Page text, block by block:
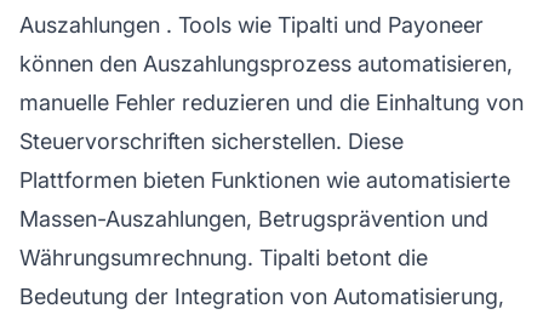
Auszahlungen . Tools wie Tipalti und Payoneer
können den Auszahlungsprozess automatisieren,
manuelle Fehler reduzieren und die Einhaltung von
Steuervorschriften sicherstellen. Diese
Plattformen bieten Funktionen wie automatisierte
Massen-Auszahlungen, Betrugsprävention und
Währungsumrechnung. Tipalti betont die
Bedeutung der Integration von Automatisierung,